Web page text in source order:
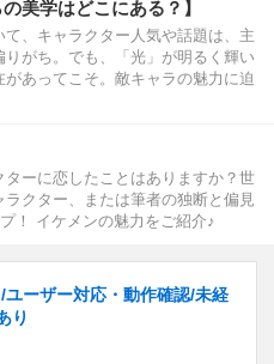
美学はどこにある？】
、キャラクター人気や話題は、主
りがち。でも、「光」が明るく輝い
あってこそ。敵キャラの魅力に迫
ーに恋したことはありますか？世
クター、または筆者の独断と偏見
！ イケメンの魅力をご紹介♪
ーザー対応・動作確認/未経
り